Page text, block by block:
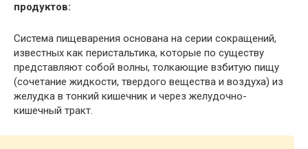
продуктов:
Система пищеварения основана на серии сокращений,
известных как перистальтика, которые по существу
представляют собой волны, толкающие взбитую пищу
(сочетание жидкости, твердого вещества и воздуха) из
желудка в тонкий кишечник и через желудочно-
кишечный тракт.